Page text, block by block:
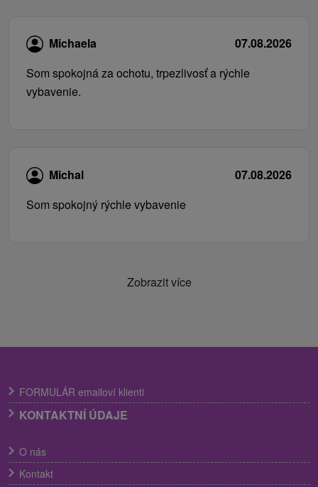
Michaela
07.08.2026
Som spokojná za ochotu, trpezlivosť a rýchle
vybavenie.
Michal
07.08.2026
Som spokojný rýchle vybavenie
Zobrazit více
FORMULÁR emailoví klienti
KONTAKTNÍ ÚDAJE
O nás
Kontakt